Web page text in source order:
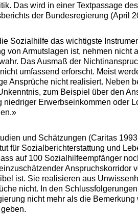
Das wird in einer Textpassage
der Bundesregierung (April
Sozialhilfe das wichtigste
von Armutslagen ist, nehmen nicht
Das Ausmaß der
umfassend erforscht. Meist
Ansprüche nicht realisiert. Neben
zum Beispiel über den
niedriger Erwerbseinkommen oder
und Schätzungen (Caritas
für Sozialberichterstattung und
auf 100 Sozialhilfeempfänger
Anspruchskorridor
ist. Sie realisieren aus
nicht. In den
nicht mehr als die